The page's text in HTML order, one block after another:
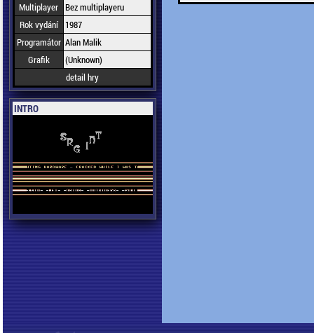
Multiplayer Bez multiplayeru
Rok vydání
1987
Programátor Alan Malik
Grafik
(Unknown)
detail hry
INTRO